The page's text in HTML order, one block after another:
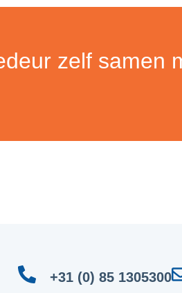
zelf samen
+31 (0) 85 1305300